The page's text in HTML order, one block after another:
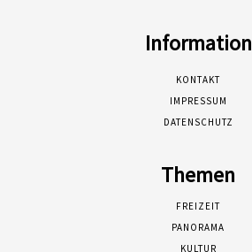
Information
KONTAKT
IMPRESSUM
DATENSCHUTZ
Themen
FREIZEIT
PANORAMA
KULTUR